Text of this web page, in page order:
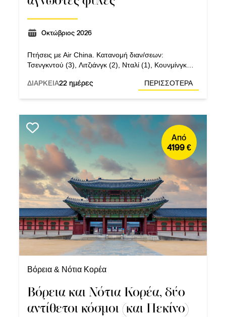
Οκτώβριος 2026
Πτήσεις με Air China. Κατανομή διαν/σεων:
Τσενγκντού (3), Λιτζιάνγκ (2), Νταλί (1), Κουνμίνγκ
Φενγκχουάνγκ (2), Tζανγκτζιατζιέ (3), Σιαμέν (2),
ΔΙΑΡΚΕΙΑ22 ημέρες ΠΕΡΙΣΣΟΤΕΡΑ
Από
4199 €
Βόρεια & Νότια Κορέα
Βόρεια και Νότια Κορέα, δύο
αντίθετοι κόσμοι (και Πεκίνο)